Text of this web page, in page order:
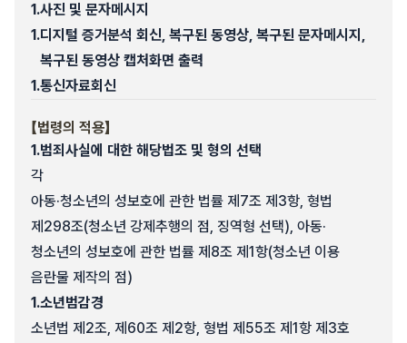
1.사진 및 문자메시지
1.디지털 증거분석 회신, 복구된 동영상, 복구된 문자메시지,
복구된 동영상 캡처화면 출력
1.통신자료회신
【법령의 적용】
1.범죄사실에 대한 해당법조 및 형의 선택
각
아동·청소년의 성보호에 관한 법률 제7조 제3항, 형법
제298조(청소년 강제추행의 점, 징역형 선택), 아동·
청소년의 성보호에 관한 법률 제8조 제1항(청소년 이용
음란물 제작의 점)
1.소년범감경
소년법 제2조, 제60조 제2항, 형법 제55조 제1항 제3호